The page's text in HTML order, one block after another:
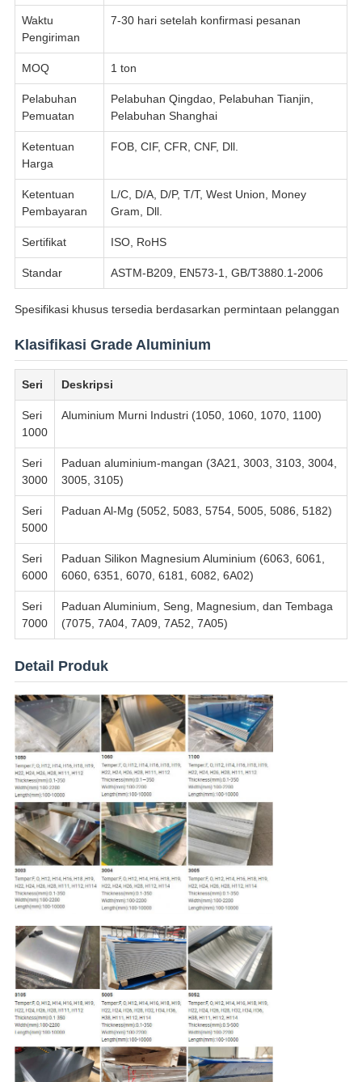
Waktu
Pengiriman
7-30 hari setelah konfirmasi pesanan
MOQ 1 ton
Pelabuhan
Pemuatan
Pelabuhan Qingdao, Pelabuhan Tianjin,
Pelabuhan Shanghai
Ketentuan
Harga
FOB, CIF, CFR, CNF, Dll.
Ketentuan
Pembayaran
L/C, D/A, D/P, T/T, West Union, Money
Gram, Dll.
Sertifikat ISO, RoHS
Standar ASTM-B209, EN573-1, GB/T3880.1-2006
Spesifikasi khusus tersedia berdasarkan permintaan pelanggan
Klasifikasi Grade Aluminium
Seri Deskripsi
Seri
1000
Aluminium Murni Industri (1050, 1060, 1070, 1100)
Seri
3000
Paduan aluminium-mangan (3A21, 3003, 3103, 3004,
3005, 3105)
Seri
5000
Paduan Al-Mg (5052, 5083, 5754, 5005, 5086, 5182)
Seri
6000
Paduan Silikon Magnesium Aluminium (6063, 6061,
6060, 6351, 6070, 6181, 6082, 6A02)
Seri
7000
Paduan Aluminium, Seng, Magnesium, dan Tembaga
(7075, 7A04, 7A09, 7A52, 7A05)
Detail Produk